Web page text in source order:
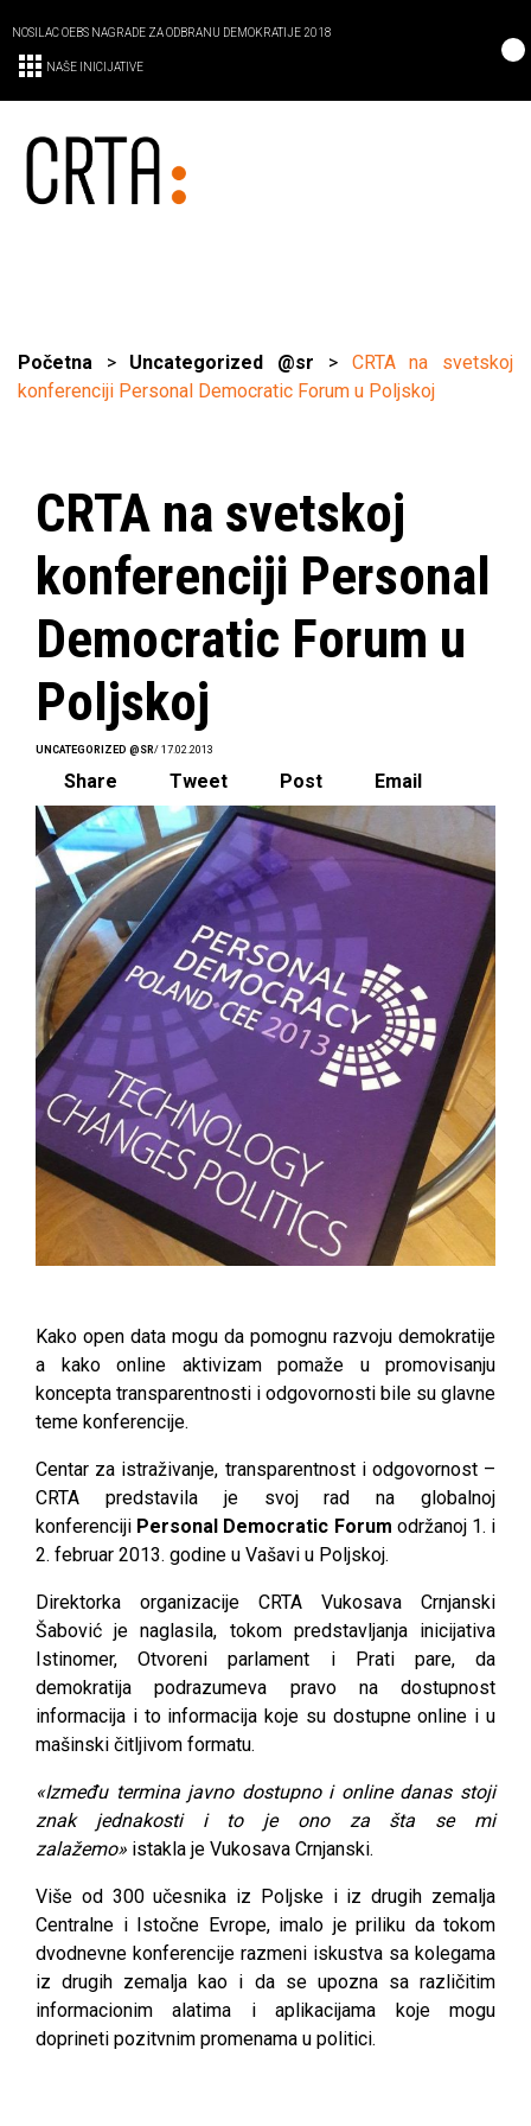
NOSILAC OEBS NAGRADE ZA ODBRANU DEMOKRATIJE 2018
NAŠE INICIJATIVE
Početna > Uncategorized @sr > CRTA na svetskoj
konferenciji Personal Democratic Forum u Poljskoj
CRTA na svetskoj
konferenciji Personal
Democratic Forum u
Poljskoj
UNCATEGORIZED @SR/ 17.02.2013
Share Tweet Post Email
Kako open data mogu da pomognu razvoju demokratije
a kako online aktivizam pomaže u promovisanju
koncepta transparentnosti i odgovornosti bile su glavne
teme konferencije.
Centar za istraživanje, transparentnost i odgovornost –
CRTA predstavila je svoj rad na globalnoj
konferenciji Personal Democratic Forum održanoj 1. i
2. februar 2013. godine u Vašavi u Poljskoj.
Direktorka organizacije CRTA Vukosava Crnjanski
Šabović je naglasila, tokom predstavljanja inicijativa
Istinomer, Otvoreni parlament i Prati pare, da
demokratija podrazumeva pravo na dostupnost
informacija i to informacija koje su dostupne online i u
mašinski čitljivom formatu.
«Između termina javno dostupno i online danas stoji
znak jednakosti i to je ono za šta se mi
zalažemo» istakla je Vukosava Crnjanski.
Više od 300 učesnika iz Poljske i iz drugih zemalja
Centralne i Istočne Evrope, imalo je priliku da tokom
dvodnevne konferencije razmeni iskustva sa kolegama
iz drugih zemalja kao i da se upozna sa različitim
informacionim alatima i aplikacijama koje mogu
doprineti pozitvnim promenama u politici.